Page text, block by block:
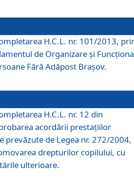
H.C.L. nr. 101/2013,
de Organizare şi
Fără Adăpost Braşov.
H.C.L. nr. 12 din
acordării prestaţiilor
prevăzute de Legea nr. 272/2004,
drepturilor copilului, cu
ulterioare.